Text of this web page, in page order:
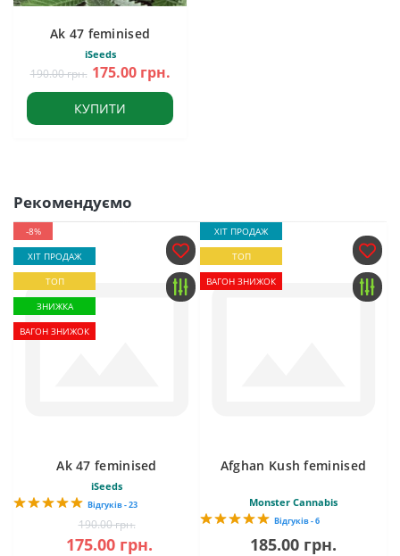
Ak 47 feminised
iSeeds
190.00 грн. 175.00 грн.
КУПИТИ
Рекомендуємо
-8%
ХІТ ПРОДАЖ
ТОП
ЗНИЖКА
ВАГОН ЗНИЖОК
Ak 47 feminised
iSeeds
Відгуків - 23
190.00 грн.
175.00 грн.
ХІТ ПРОДАЖ
ТОП
ВАГОН ЗНИЖОК
Afghan Kush feminised
Monster Cannabis
Відгуків - 6
185.00 грн.